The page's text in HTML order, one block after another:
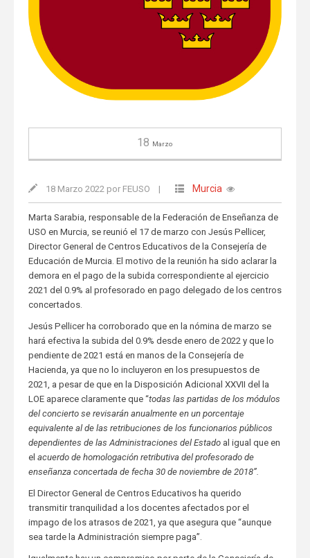
18 Marzo
18 Marzo 2022 por FEUSO | Murcia
Marta Sarabia, responsable de la Federación de Enseñanza de
USO en Murcia, se reunió el 17 de marzo con Jesús Pellicer,
Director General de Centros Educativos de la Consejería de
Educación de Murcia. El motivo de la reunión ha sido aclarar la
demora en el pago de la subida correspondiente al ejercicio
2021 del 0.9% al profesorado en pago delegado de los centros
concertados.
Jesús Pellicer ha corroborado que en la nómina de marzo se
hará efectiva la subida del 0.9% desde enero de 2022 y que lo
pendiente de 2021 está en manos de la Consejería de
Hacienda, ya que no lo incluyeron en los presupuestos de
2021, a pesar de que en la Disposición Adicional XXVII del la
LOE aparece claramente que “todas las partidas de los módulos
del concierto se revisarán anualmente en un porcentaje
equivalente al de las retribuciones de los funcionarios públicos
dependientes de las Administraciones del Estadoal igual que en
el acuerdo de homologación retributiva del profesorado de
enseñanza concertada de fecha 30 de noviembre de 2018”.
El Director General de Centros Educativos ha querido
transmitir tranquilidad a los docentes afectados por el
impago de los atrasos de 2021, ya que asegura que “aunque
sea tarde la Administración siempre paga”.